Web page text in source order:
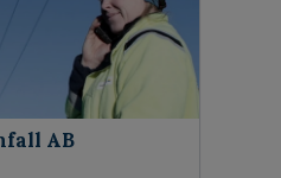
nordisk
i centrala Stockholm är
AB